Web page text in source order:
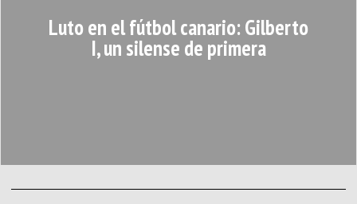
Luto en el fútbol canario: Gilberto
I, un silense de primera